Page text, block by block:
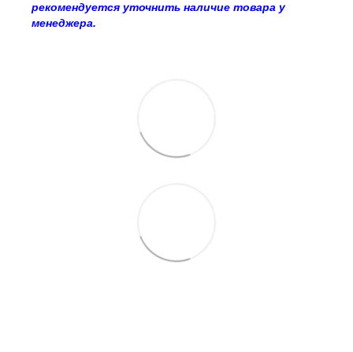
рекомендуется уточнить наличие товара у
менеджера.